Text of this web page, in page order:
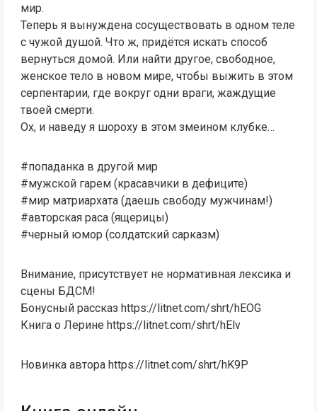
мир.
Теперь я вынуждена сосуществовать в одном теле
с чужой душой. Что ж, придётся искать способ
вернуться домой. Или найти другое, свободное,
женское тело в новом мире, чтобы выжить в этом
серпентарии, где вокруг одни враги, жаждущие
твоей смерти.
Ох, и наведу я шороху в этом змеином клубке…
#попаданка в другой мир
#мужской гарем (красавчики в дефиците)
#мир матриархата (даешь свободу мужчинам!)
#авторская раса (ящерицы)
#черный юмор (солдатский сарказм)
Внимание, присутствует не нормативная лексика и
сцены БДСМ!
Бонусный рассказ https://litnet.com/shrt/hEOG
Книга о Лерине https://litnet.com/shrt/hElv
Новинка автора https://litnet.com/shrt/hK9P